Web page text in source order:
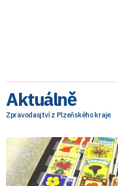
Aktuálně
Zpravodasjtví z Plzeňského kraje